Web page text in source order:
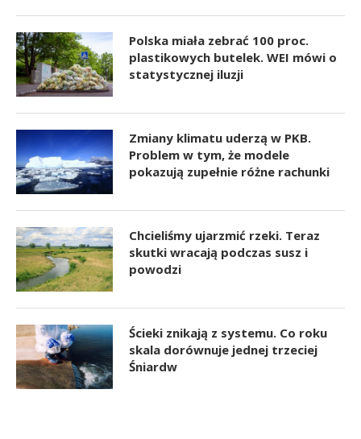
Polska miała zebrać 100 proc.
plastikowych butelek. WEI mówi o
statystycznej iluzji
Zmiany klimatu uderzą w PKB.
Problem w tym, że modele
pokazują zupełnie różne rachunki
Chcieliśmy ujarzmić rzeki. Teraz
skutki wracają podczas susz i
powodzi
Ścieki znikają z systemu. Co roku
skala dorównuje jednej trzeciej
Śniardw